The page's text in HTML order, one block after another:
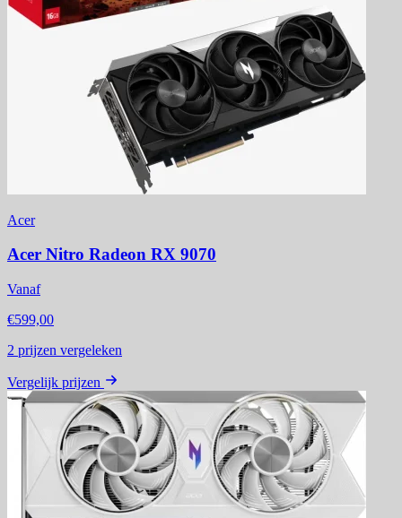
Acer
Acer Nitro Radeon RX 9070
Vanaf
€599,00
2 prijzen vergeleken
Vergelijk prijzen